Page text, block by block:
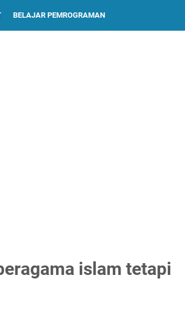
BELAJAR PEMROGRAMAN
islam tetapi